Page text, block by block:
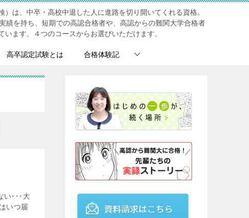
）は、中卒・高校中退した人に進路を切り開いてくれる資格。
績を持ち、短期での高認合格者や、高認からの難関大学合格者
います。４つのコースからお選びいただけます。
高卒認定試験とは 合格体験記
い･･･大
いつ届